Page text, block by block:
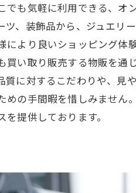
でも気軽に利用できる、オ
ツ、装飾品から、ジュエリ
により良いショッピング体
買い取り販売する物販を通
質に対するこだわりや、見
めの手間暇を惜しみません
を提供しております。